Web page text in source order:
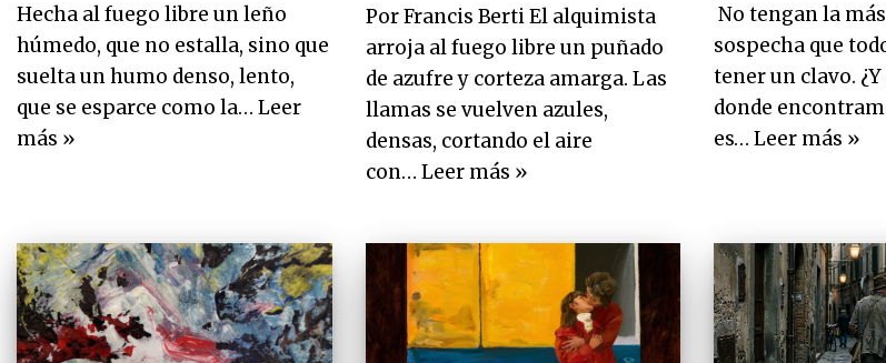
Hecha al fuego libre un leño
húmedo, que no estalla, sino que
suelta un humo denso, lento,
que se esparce como la… Leer
más »
Por Francis Berti El alquimista
arroja al fuego libre un puñado
de azufre y corteza amarga. Las
llamas se vuelven azules,
densas, cortando el aire
con… Leer más »
No tengan la
sospecha que
tener un clavo.
donde
es…Leer más »